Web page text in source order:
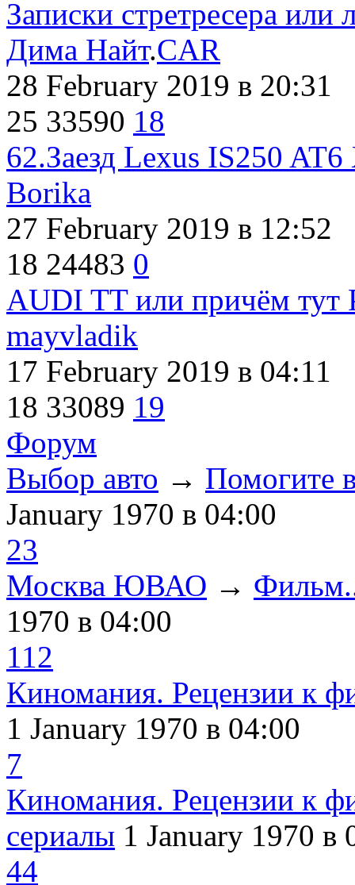
Записки стретресера или
Дима Найт.CAR
28 February 2019 в 20:31
25 33590 18
62.Заезд Lexus IS250
Borika
27 February 2019 в 12:52
18 24483 0
AUDI TT или причём тут
mayvladik
17 February 2019 в 04:11
18 33089 19
Форум
Выбор авто → Помогите
January 1970 в 04:00
23
Москва ЮВАО →
1970 в 04:00
112
Киномания. Рецензии к
1 January 1970 в 04:00
7
Киномания. Рецензии к
сериалы 1 January 1970 в
44